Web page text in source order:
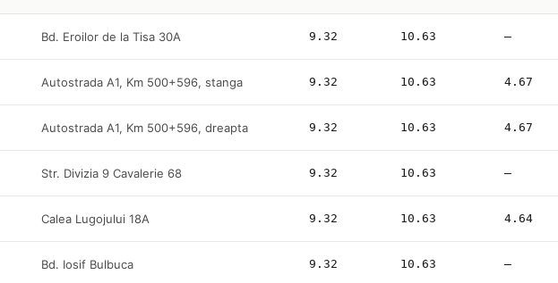
Bd. Eroilor de la Tisa 30A 9.32 10.63 —
Autostrada A1, Km 500+596, stanga 9.32 10.63 4.67
Autostrada A1, Km 500+596, dreapta 9.32 10.63 4.67
Str. Divizia 9 Cavalerie 68 9.32 10.63 —
Calea Lugojului 18A 9.32 10.63 4.64
Bd. Iosif Bulbuca 9.32 10.63 —